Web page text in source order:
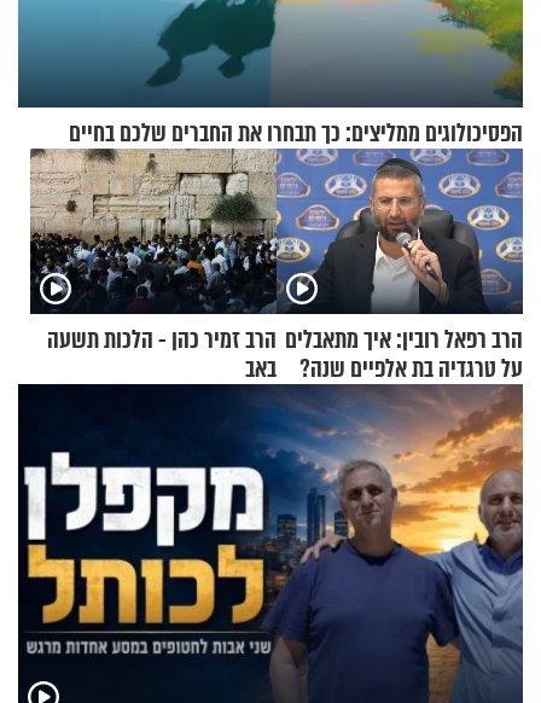
הפסיכולוגים ממליצים: כך תבחרו את החברים שלכם בחיים
הרב רפאל רובין: איך מתאבלים
על טרגדיה בת אלפיים שנה?
הרב זמיר כהן - הלכות תשעה
באב